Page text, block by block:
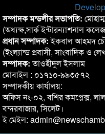
সম্পাদক মন্ডলীর সভাপতি:
(অধ্যক্ষ,সার্ক ইন্টারন্যাশনাল
প্রধান সম্পাদক:ইকবাল আহমদ
(ইংল্যান্ড প্রবাসী, সাংবাদিক ও
সম্পাদক:তাওহীদুল ইসলাম
মোবাইল : ০১৭১০-৯৯৩৫৭২
সম্পাদকীয় কার্যালয়:
অফিস নং-০২, বশির কমপ্লেক্স,
বন্দরবাজার, সিলেট।
ই মেইল: